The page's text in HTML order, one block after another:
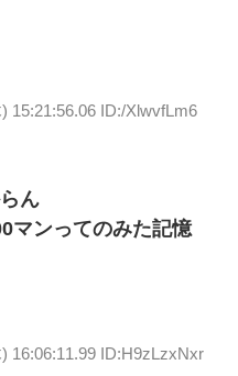
15:21:56.06 ID:/XlwvfLm6
ん
マンってのみた記憶
16:06:11.99 ID:H9zLzxNxr